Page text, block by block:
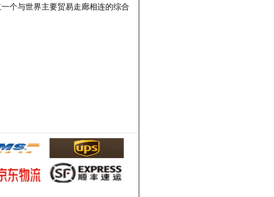
个与世界主要贸易走廊相连的综合